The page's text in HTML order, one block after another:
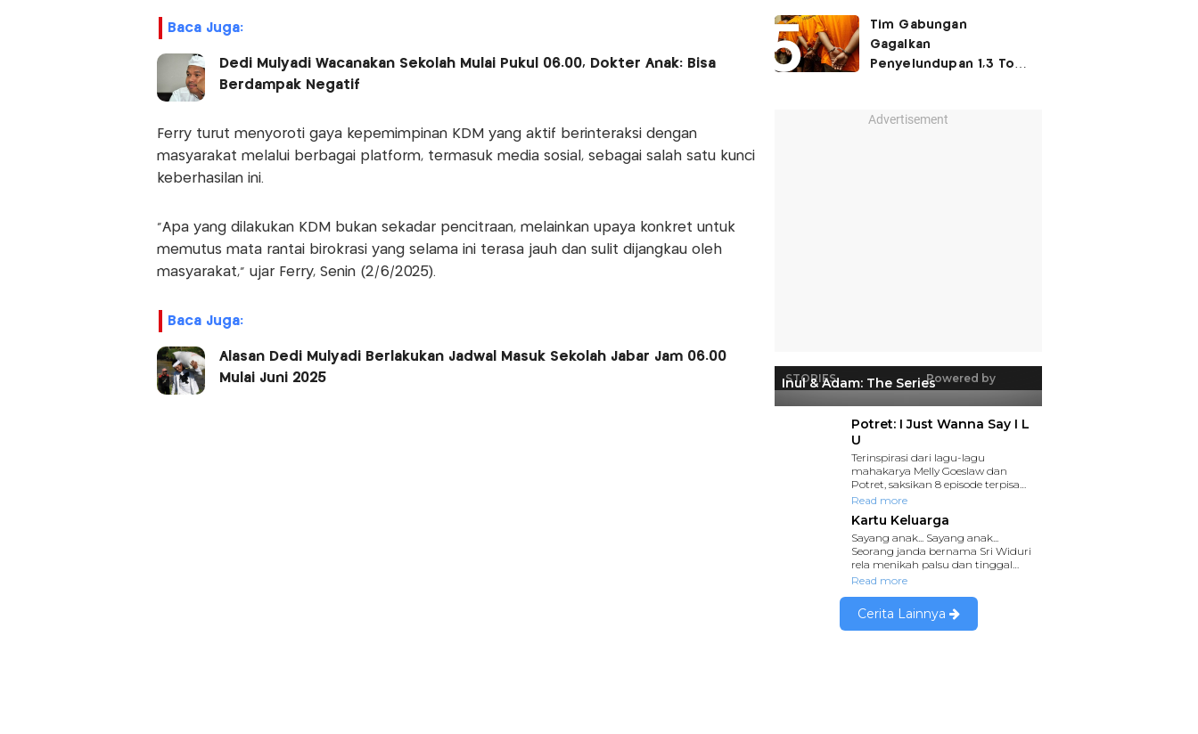
Baca Juga:
Dedi Mulyadi Wacanakan Sekolah Mulai Pukul 06.00, Dokter Anak: Bisa
Berdampak Negatif
Ferry turut menyoroti gaya kepemimpinan KDM yang aktif berinteraksi dengan
masyarakat melalui berbagai platform, termasuk media sosial, sebagai salah satu kunci
keberhasilan ini.
"Apa yang dilakukan KDM bukan sekadar pencitraan, melainkan upaya konkret untuk
memutus mata rantai birokrasi yang selama ini terasa jauh dan sulit dijangkau oleh
masyarakat," ujar Ferry, Senin (2/6/2025).
Baca Juga:
Alasan Dedi Mulyadi Berlakukan Jadwal Masuk Sekolah Jabar Jam 06.00
Mulai Juni 2025
Tim Gabungan
Gagalkan
Penyelundupan 1,3 Ton
Advertisement